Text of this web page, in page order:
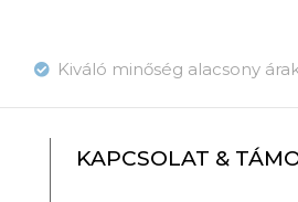
Kiváló minőség alacsony
KAPCSOLAT &